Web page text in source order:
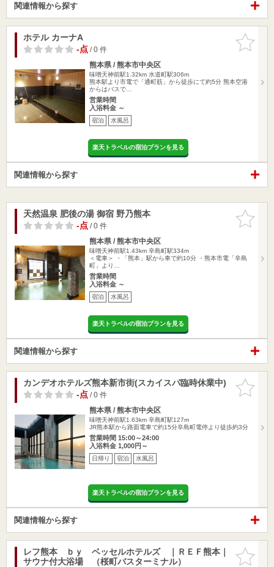
関連情報から探す
お気に入
りに追加
ホテル カーナA
-点/ 0 件
熊本県 / 熊本市中央区
味噌天神前駅1.32km 水道町駅306m
熊本駅より市電で「通町筋」から徒歩にて約5分 熊本空港
からはバスで…
営業時間
入浴料金 ～
宿泊 水風呂
楽天トラベルの宿泊プランを見る
関連情報から探す
お気に入
りに追加
天然温泉 肥後の湯 御宿 野乃熊本
-点/ 0 件
熊本県 / 熊本市中央区
味噌天神前駅1.43km 辛島町駅334m
＜電車＞ ・「熊本」駅から車で約10分 ・熊本市電「辛島
町」より…
営業時間
入浴料金 ～
宿泊 水風呂
楽天トラベルの宿泊プランを見る
関連情報から探す
お気に入
りに追加
カンデオホテルズ熊本新市街(スカイスパ臨時休業中)
-点/ 0 件
熊本県 / 熊本市中央区
味噌天神前駅1.63km 辛島町駅127m
JR熊本駅から路面電車で約15分辛島町電停より徒歩約3分
営業時間 15:00～24:00
入浴料金 1,000円～
日帰り 宿泊 水風呂
楽天トラベルの宿泊プランを見る
関連情報から探す
お気に入
りに追加
レフ熊本 ｂｙ ベッセルホテルズ ｜ＲＥＦ熊本｜
サウナ付大浴場 （桜町バスターミナル）